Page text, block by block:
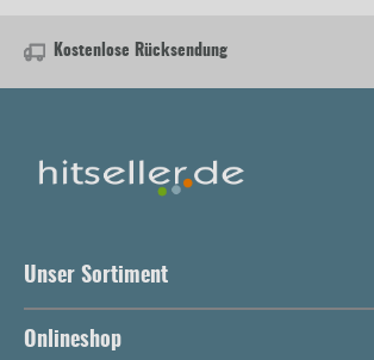
Kostenlose Rücksendung
Unser Sortiment
Onlineshop